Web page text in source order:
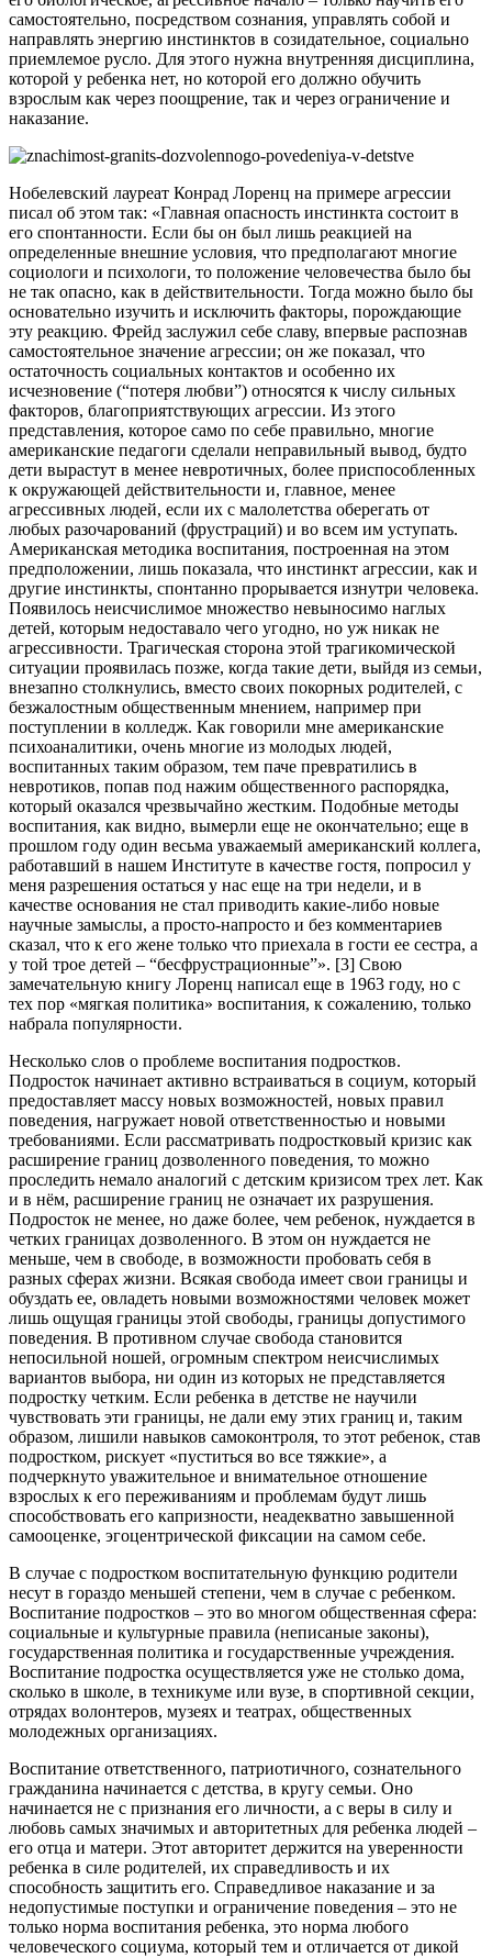
самостоятельно, посредством сознания, управлять собой и
направлять энергию инстинктов в созидательное, социально
приемлемое русло. Для этого нужна внутренняя дисциплина,
которой у ребенка нет, но которой его должно обучить
взрослым как через поощрение, так и через ограничение и
наказание.
Нобелевский лауреат Конрад Лоренц на примере агрессии
писал об этом так: «Главная опасность инстинкта состоит в
его спонтанности. Если бы он был лишь реакцией на
определенные внешние условия, что предполагают многие
социологи и психологи, то положение человечества было бы
не так опасно, как в действительности. Тогда можно было бы
основательно изучить и исключить факторы, порождающие
эту реакцию. Фрейд заслужил себе славу, впервые распознав
самостоятельное значение агрессии; он же показал, что
остаточность социальных контактов и особенно их
исчезновение (“потеря любви”) относятся к числу сильных
факторов, благоприятствующих агрессии. Из этого
представления, которое само по себе правильно, многие
американские педагоги сделали неправильный вывод, будто
дети вырастут в менее невротичных, более приспособленных
к окружающей действительности и, главное, менее
агрессивных людей, если их с малолетства оберегать от
любых разочарований (фрустраций) и во всем им уступать.
Американская методика воспитания, построенная на этом
предположении, лишь показала, что инстинкт агрессии, как и
другие инстинкты, спонтанно прорывается изнутри человека.
Появилось неисчислимое множество невыносимо наглых
детей, которым недоставало чего угодно, но уж никак не
агрессивности. Трагическая сторона этой трагикомической
ситуации проявилась позже, когда такие дети, выйдя из семьи,
внезапно столкнулись, вместо своих покорных родителей, с
безжалостным общественным мнением, например при
поступлении в колледж. Как говорили мне американские
психоаналитики, очень многие из молодых людей,
воспитанных таким образом, тем паче превратились в
невротиков, попав под нажим общественного распорядка,
который оказался чрезвычайно жестким. Подобные методы
воспитания, как видно, вымерли еще не окончательно; еще в
прошлом году один весьма уважаемый американский коллега,
работавший в нашем Институте в качестве гостя, попросил у
меня разрешения остаться у нас еще на три недели, и в
качестве основания не стал приводить какие-либо новые
научные замыслы, а просто-напросто и без комментариев
сказал, что к его жене только что приехала в гости ее сестра, а
у той трое детей – “бесфрустрационные”». [3] Свою
замечательную книгу Лоренц написал еще в 1963 году, но с
тех пор «мягкая политика» воспитания, к сожалению, только
набрала популярности.
Несколько слов о проблеме воспитания подростков.
Подросток начинает активно встраиваться в социум, который
предоставляет массу новых возможностей, новых правил
поведения, нагружает новой ответственностью и новыми
требованиями. Если рассматривать подростковый кризис как
расширение границ дозволенного поведения, то можно
проследить немало аналогий с детским кризисом трех лет. Как
и в нём, расширение границ не означает их разрушения.
Подросток не менее, но даже более, чем ребенок, нуждается в
четких границах дозволенного. В этом он нуждается не
меньше, чем в свободе, в возможности пробовать себя в
разных сферах жизни. Всякая свобода имеет свои границы и
обуздать ее, овладеть новыми возможностями человек может
лишь ощущая границы этой свободы, границы допустимого
поведения. В противном случае свобода становится
непосильной ношей, огромным спектром неисчислимых
вариантов выбора, ни один из которых не представляется
подростку четким. Если ребенка в детстве не научили
чувствовать эти границы, не дали ему этих границ и, таким
образом, лишили навыков самоконтроля, то этот ребенок, став
подростком, рискует «пуститься во все тяжкие», а
подчеркнуто уважительное и внимательное отношение
взрослых к его переживаниям и проблемам будут лишь
способствовать его капризности, неадекватно завышенной
самооценке, эгоцентрической фиксации на самом себе.
В случае с подростком воспитательную функцию родители
несут в гораздо меньшей степени, чем в случае с ребенком.
Воспитание подростков – это во многом общественная сфера:
социальные и культурные правила (неписаные законы),
государственная политика и государственные учреждения.
Воспитание подростка осуществляется уже не столько дома,
сколько в школе, в техникуме или вузе, в спортивной секции,
отрядах волонтеров, музеях и театрах, общественных
молодежных организациях.
Воспитание ответственного, патриотичного, сознательного
гражданина начинается с детства, в кругу семьи. Оно
начинается не с признания его личности, а с веры в силу и
любовь самых значимых и авторитетных для ребенка людей –
его отца и матери. Этот авторитет держится на уверенности
ребенка в силе родителей, их справедливость и их
способность защитить его. Справедливое наказание и за
недопустимые поступки и ограничение поведения – это не
только норма воспитания ребенка, это норма любого
человеческого социума, который тем и отличается от дикой